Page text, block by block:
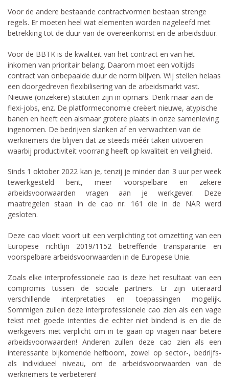
Voor de andere bestaande contractvormen bestaan strenge
regels. Er moeten heel wat elementen worden nageleefd met
betrekking tot de duur van de overeenkomst en de arbeidsduur.
Voor de BBTK is de kwaliteit van het contract en van het
inkomen van prioritair belang. Daarom moet een voltijds
contract van onbepaalde duur de norm blijven. Wij stellen helaas
een doorgedreven flexibilisering van de arbeidsmarkt vast.
Nieuwe (onzekere) statuten zijn in opmars. Denk maar aan de
flexi-jobs, enz. De platformeconomie creëert nieuwe, atypische
banen en heeft een alsmaar grotere plaats in onze samenleving
ingenomen. De bedrijven slanken af en verwachten van de
werknemers die blijven dat ze steeds méér taken uitvoeren
waarbij productiviteit voorrang heeft op kwaliteit en veiligheid.
Sinds 1 oktober 2022 kan je, tenzij je minder dan 3 uur per week
tewerkgesteld bent, meer voorspelbare en zekere
arbeidsvoorwaarden vragen aan je werkgever. Deze
maatregelen staan in de cao nr. 161 die in de NAR werd
gesloten.
Deze cao vloeit voort uit een verplichting tot omzetting van een
Europese richtlijn 2019/1152 betreffende transparante en
voorspelbare arbeidsvoorwaarden in de Europese Unie.
Zoals elke interprofessionele cao is deze het resultaat van een
compromis tussen de sociale partners. Er zijn uiteraard
verschillende interpretaties en toepassingen mogelijk.
Sommigen zullen deze interprofessionele cao zien als een vage
tekst met goede intenties die echter niet bindend is en die de
werkgevers niet verplicht om in te gaan op vragen naar betere
arbeidsvoorwaarden! Anderen zullen deze cao zien als een
interessante bijkomende hefboom, zowel op sector-, bedrijfs-
als individueel niveau, om de arbeidsvoorwaarden van de
werknemers te verbeteren!